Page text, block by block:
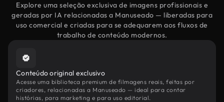
Explore uma seleção exclusiva de imagens profissionais e
geradas por IA relacionadas a Manuseado — liberadas para
uso comercial e criadas para se adequarem aos fluxos de
trabalho de conteúdo modernos.
Conteúdo original exclusivo
Acesse uma biblioteca premium de filmagens reais, feitas por
criadores, relacionadas a Manuseado — ideal para contar
histórias, para marketing e para uso editorial.